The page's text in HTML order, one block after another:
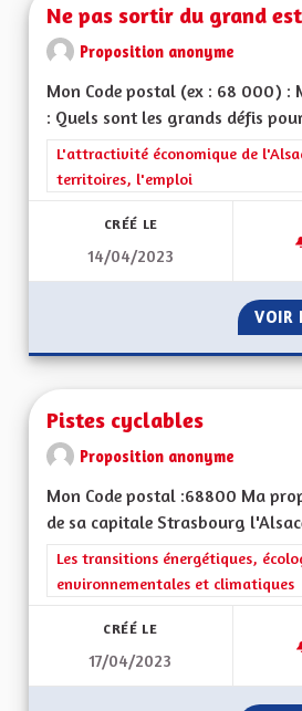
Ne pas sortir du grand est
Proposition anonyme
Mon Code postal (ex : 68 000) :
: Quels sont les grands défis
Filtrer les résultats de la
L'attractivité économique de
territoires, l'emploi
CRÉÉ LE
14/04/2023
VOIR
Pistes cyclables
Proposition anonyme
Mon Code postal :68800 Ma
de sa capitale Strasbourg
Filtrer les résultats de la
Les transitions énergétiques,
environnementales et climatiques
CRÉÉ LE
17/04/2023